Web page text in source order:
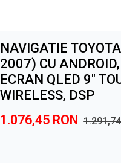
NAVIGATIE
2007) CU
ECRAN QLED 9"
WIRELESS, DSP
1.076,45 RON